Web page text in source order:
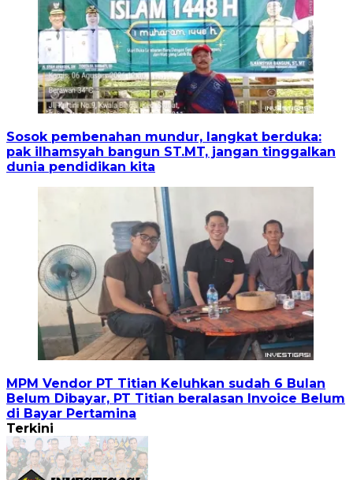
Sosok pembenahan mundur, langkat berduka:
pak ilhamsyah bangun ST.MT, jangan tinggalkan
dunia pendidikan kita
MPM Vendor PT Titian Keluhkan sudah 6 Bulan
Belum Dibayar, PT Titian beralasan Invoice Belum
di Bayar Pertamina
Terkini